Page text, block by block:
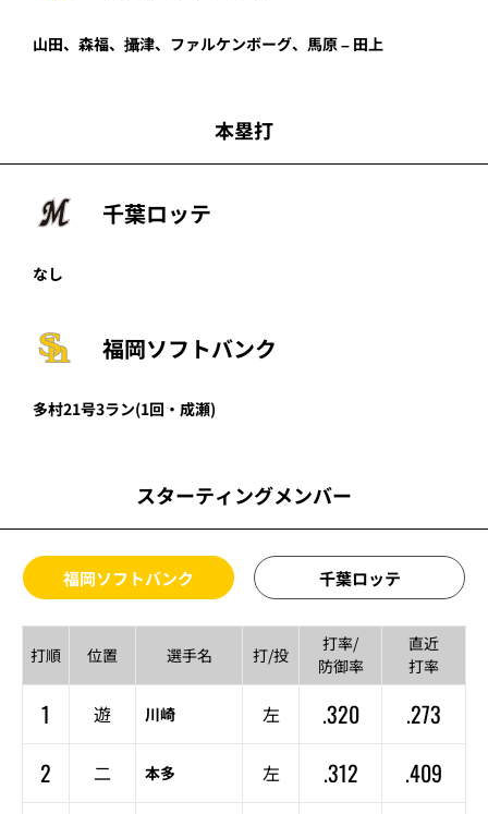
山田、森福、攝津、ファルケンボーグ、馬原 – 田上
本塁打
千葉ロッテ
なし
福岡ソフトバンク
多村21号3ラン(1回・ 成瀬)
スターティングメンバー
福岡ソフトバンク 千葉ロッテ
打順 位置 選手名 打/投
打率/
防御率
直近
打率
1 遊 川崎 左 .320
.273
2
二 本多 左 .312
.409